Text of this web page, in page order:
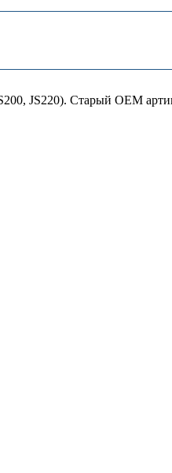
JS220). Старый ОЕМ